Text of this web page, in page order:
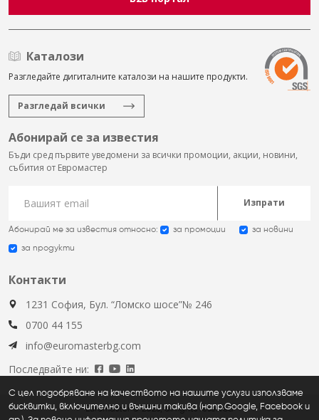
Каталози
Разгледайте дигиталните каталози на нашите продукти.
Разгледай всички
Абонирай се за известия
Бъди сред първите уведомени за всички промоции, акции, новини,
събития от Евромастер
Изпрати
Абонирай ме за известия относно: за промоции за новини
за продукти
Контакти
1231 София, Бул. “Ломско шосе”№ 246
0700 44 155
info@euromasterbg.com
Последвайте ни:
Euromaster © 2026, all rights reserved
С цел подобряване на качеството на нашите услуги използваме
бисквитки, включително и външни такива (напр.Google, Facebook и